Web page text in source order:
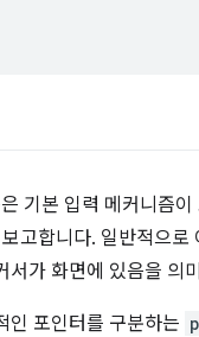
기본 입력 메커니즘
고합니다. 일반적으로
서가 화면에 있음을 의
인 포인터를 구분하는